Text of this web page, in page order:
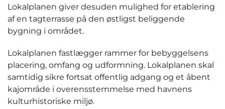
Lokalplanen giver desuden mulighed for etablering
af en tagterrasse på den østligst beliggende
bygning i området.
Lokalplanen fastlægger rammer for bebyggelsens
placering, omfang og udformning. Lokalplanen skal
samtidig sikre fortsat offentlig adgang og et åbent
kajområde i overensstemmelse med havnens
kulturhistoriske miljø.